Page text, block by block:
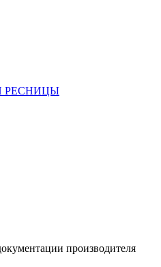
РЕСНИЦЫ
производителя